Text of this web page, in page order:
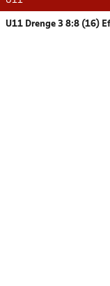
U11 Drenge 3 8:8 (16)